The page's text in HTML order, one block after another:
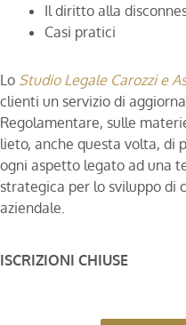
Il diritto alla
Casi pratici
Lo Studio Legale Carozzi e
clienti un servizio di
Regolamentare, sulle
lieto, anche questa volta, di
ogni aspetto legato ad una
strategica per lo sviluppo di
aziendale.
ISCRIZIONI CHIUSE